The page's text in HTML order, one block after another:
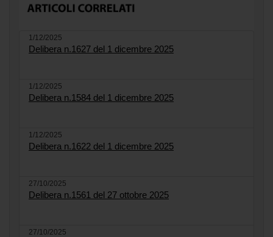
1/12/2025
Delibera n.1627 del 1 dicembre 2025
1/12/2025
Delibera n.1584 del 1 dicembre 2025
1/12/2025
Delibera n.1622 del 1 dicembre 2025
27/10/2025
Delibera n.1561 del 27 ottobre 2025
27/10/2025